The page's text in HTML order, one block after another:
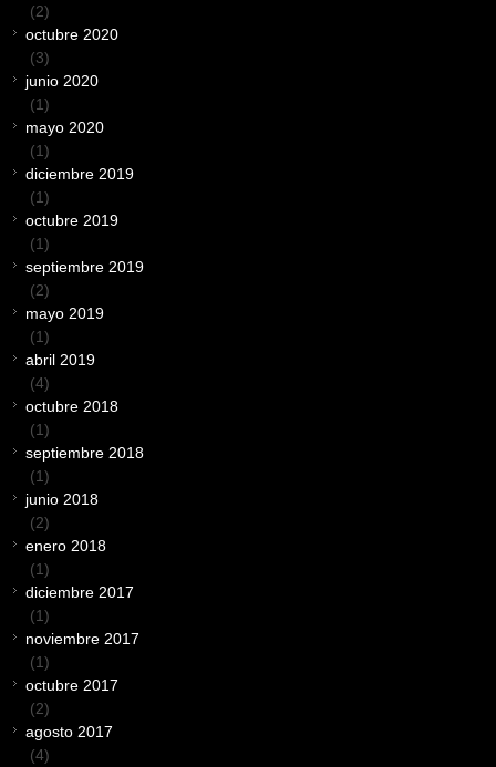
(2)
octubre 2020
(3)
junio 2020
(1)
mayo 2020
(1)
diciembre 2019
(1)
octubre 2019
(1)
septiembre 2019
(2)
mayo 2019
(1)
abril 2019
(4)
octubre 2018
(1)
septiembre 2018
(1)
junio 2018
(2)
enero 2018
(1)
diciembre 2017
(1)
noviembre 2017
(1)
octubre 2017
(2)
agosto 2017
(4)